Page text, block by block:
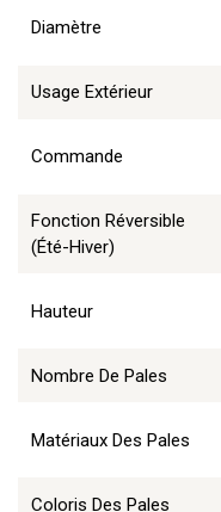
Diamètre
Usage Extérieur
Commande
Fonction Réversible
(été-Hiver)
Hauteur
Nombre De Pales
Matériaux Des Pales
Coloris Des Pales